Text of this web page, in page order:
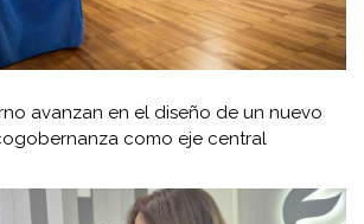
avanzan en el diseño de un nuevo
como eje central